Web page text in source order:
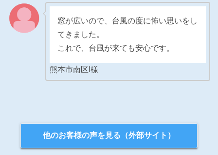
窓が広いので、台風の度に怖い思いをし
てきました。
これで、台風が来ても安心です。
熊本市南区I様
他のお客様の声を見る（外部サイト）